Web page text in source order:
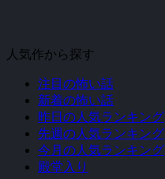
人気作から探す
注目の怖い話
新着の怖い話
昨日の人気ランキング
先週の人気ランキング
今月の人気ランキング
殿堂入り